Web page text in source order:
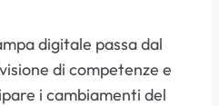
digitale passa dal
di competenze e
i cambiamenti del